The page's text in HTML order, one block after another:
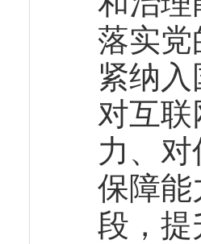
落实
紧纳
对互
力、
保障能
段，提